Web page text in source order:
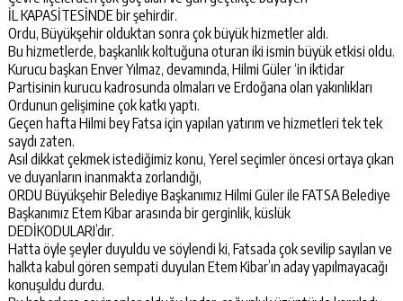
İL KAPASİTESİNDE bir şehirdir.
Ordu, Büyükşehir olduktan sonra çok büyük hizmetler aldı.
Bu hizmetlerde, başkanlık koltuğuna oturan iki ismin büyük etkisi oldu.
Kurucu başkan Enver Yılmaz, devamında, Hilmi Güler ‘in iktidar
Partisinin kurucu kadrosunda olmaları ve Erdoğana olan yakınlıkları
Ordunun gelişimine çok katkı yaptı.
Geçen hafta Hilmi bey Fatsa için yapılan yatırım ve hizmetleri tek tek
saydı zaten.
Asıl dikkat çekmek istediğimiz konu, Yerel seçimler öncesi ortaya çıkan
ve duyanların inanmakta zorlandığı,
ORDU Büyükşehir Belediye Başkanımız Hilmi Güler ile FATSA Belediye
Başkanımız Etem Kibar arasında bir gerginlik, küslük
DEDİKODULARI’dır.
Hatta öyle şeyler duyuldu ve söylendi ki, Fatsada çok sevilip sayılan ve
halkta kabul gören sempati duyulan Etem Kibar’ın aday yapılmayacağı
konuşuldu durdu.